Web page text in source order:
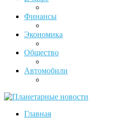
Финансы
Экономика
Общество
Автомобили
Главная